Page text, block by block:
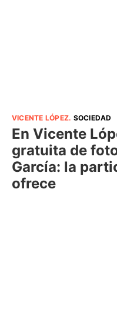
VICENTE LÓPEZ. SOCIEDAD
En Vicente
gratuita de
García: la
ofrece